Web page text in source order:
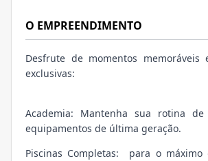
O EMPREENDIMENTO
Desfrute de momentos memoráveis
exclusivas:
Academia: Mantenha sua rotina de
equipamentos de última geração.
Piscinas Completas: para o máximo